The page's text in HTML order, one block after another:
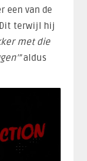
een van de
terwijl hij
met die
aldus